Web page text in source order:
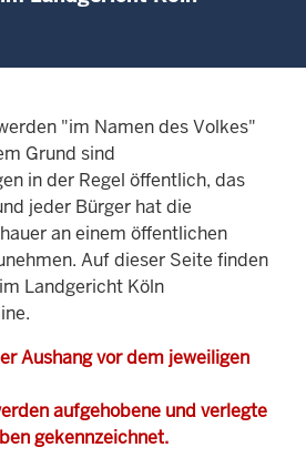
"im Namen des Volkes"
Grund sind
in der Regel öffentlich, das
jeder Bürger hat die
an einem öffentlichen
Auf dieser Seite finden
Landgericht Köln
Aushang vor dem jeweiligen
aufgehobene und verlegte
gekennzeichnet.